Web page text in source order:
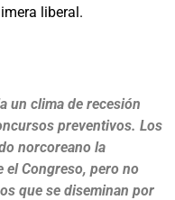
liberal.
un clima de recesión
preventivos. Los
norcoreano la
el Congreso, pero no
que se diseminan por